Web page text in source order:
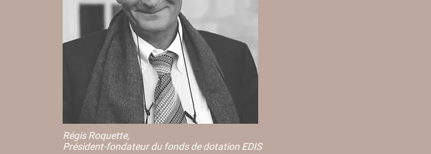
Régis Roquette,
Président-fondateur du fonds de dotation EDIS